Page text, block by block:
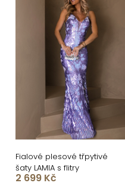
Fialové plesové třpytivé
šaty LAMIA s flitry
2 699 Kč